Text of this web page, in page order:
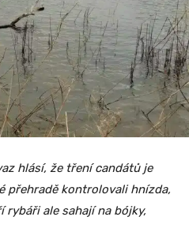
hlásí, že tření candátů je
přehradě kontrolovali hnízda,
rybáři ale sahají na bójky,